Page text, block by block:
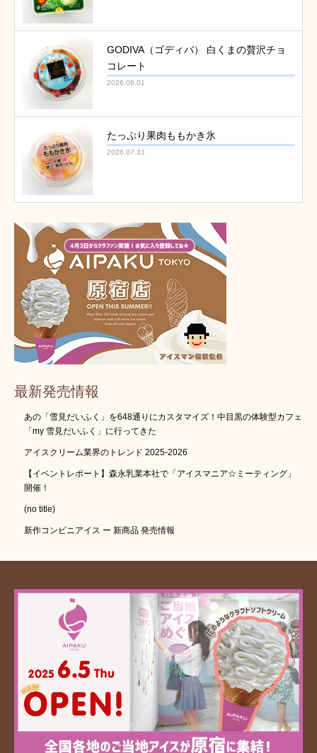
GODIVA（ゴディバ） 白くまの贅沢チョ
コレート
2026.08.01
たっぷり果肉ももかき氷
2026.07.31
最新発売情報
あの「雪見だいふく」を648通りにカスタマイズ！中目黒の体験型カフェ
「my 雪見だいふく」に行ってきた
アイスクリーム業界のトレンド 2025-2026
【イベントレポート】森永乳業本社で「アイスマニア☆ミーティング」
開催！
(no title)
新作コンビニアイス ー 新商品 発売情報